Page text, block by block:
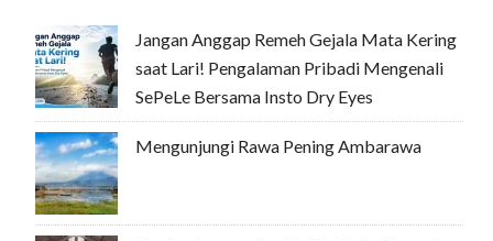
Jangan Anggap Remeh Gejala Mata Kering
saat Lari! Pengalaman Pribadi Mengenali
SePeLe Bersama Insto Dry Eyes
Mengunjungi Rawa Pening Ambarawa